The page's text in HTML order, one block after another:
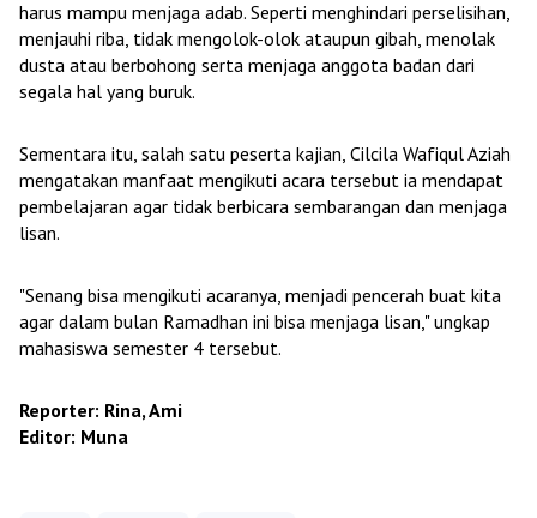
harus mampu menjaga adab. Seperti menghindari perselisihan,
menjauhi riba, tidak mengolok-olok ataupun gibah, menolak
dusta atau berbohong serta menjaga anggota badan dari
segala hal yang buruk.
Sementara itu, salah satu peserta kajian, Cilcila Wafiqul Aziah
mengatakan manfaat mengikuti acara tersebut ia mendapat
pembelajaran agar tidak berbicara sembarangan dan menjaga
lisan.
"Senang bisa mengikuti acaranya, menjadi pencerah buat kita
agar dalam bulan Ramadhan ini bisa menjaga lisan," ungkap
mahasiswa semester 4 tersebut.
Reporter: Rina, Ami
Editor: Muna